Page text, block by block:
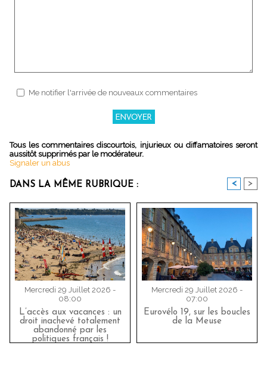
Me notifier l'arrivée de nouveaux commentaires
Tous les commentaires discourtois, injurieux ou diffamatoires seront
aussitôt supprimés par le modérateur.
Signaler un abus
DANS LA MÊME RUBRIQUE : < >
Mercredi 29 Juillet 2026 -
08:00
L’accès aux vacances : un
droit inachevé totalement
abandonné par les
politiques français !
Mercredi 29 Juillet 2026 -
07:00
Eurovélo 19, sur les boucles
de la Meuse